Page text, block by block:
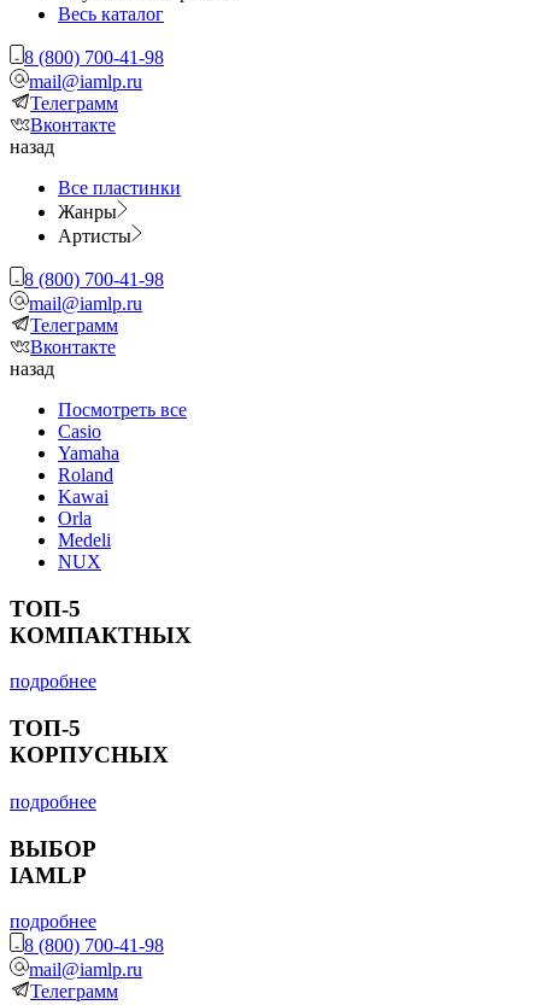
Весь каталог
8 (800) 700-41-98
mail@iamlp.ru
Телеграмм
Вконтакте
назад
Все пластинки
Жанры
Артисты
8 (800) 700-41-98
mail@iamlp.ru
Телеграмм
Вконтакте
назад
Посмотреть все
Casio
Yamaha
Roland
Kawai
Orla
Medeli
NUX
ТОП-5
КОМПАКТНЫХ
подробнее
ТОП-5
КОРПУСНЫХ
подробнее
ВЫБОР
IAMLP
подробнее
8 (800) 700-41-98
mail@iamlp.ru
Телеграмм